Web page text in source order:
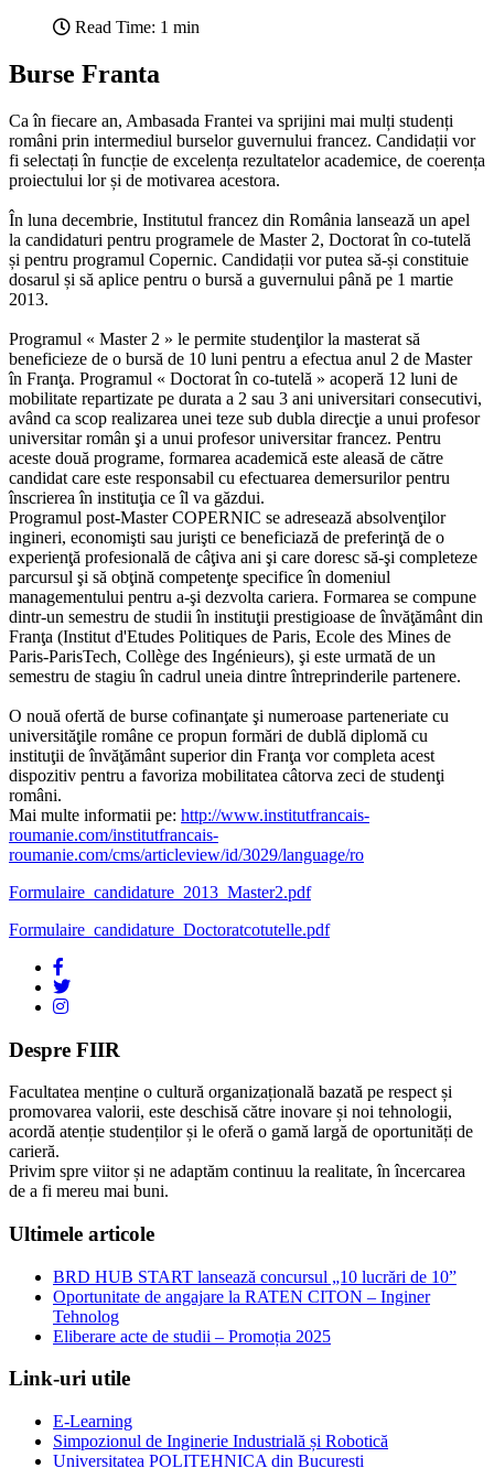
Read Time: 1 min
Burse Franta
Ca în fiecare an, Ambasada Frantei va sprijini mai mulți studenți
români prin intermediul burselor guvernului francez. Candidații vor
fi selectați în funcție de excelența rezultatelor academice, de coerența
proiectului lor și de motivarea acestora.
În luna decembrie, Institutul francez din România lansează un apel
la candidaturi pentru programele de Master 2, Doctorat în co-tutelă
și pentru programul Copernic. Candidații vor putea să-și constituie
dosarul și să aplice pentru o bursă a guvernului până pe 1 martie
2013.
Programul « Master 2 » le permite studenţilor la masterat să
beneficieze de o bursă de 10 luni pentru a efectua anul 2 de Master
în Franţa. Programul « Doctorat în co-tutelă » acoperă 12 luni de
mobilitate repartizate pe durata a 2 sau 3 ani universitari consecutivi,
având ca scop realizarea unei teze sub dubla direcţie a unui profesor
universitar român şi a unui profesor universitar francez. Pentru
aceste două programe, formarea academică este aleasă de către
candidat care este responsabil cu efectuarea demersurilor pentru
înscrierea în instituţia ce îl va găzdui.
Programul post-Master COPERNIC se adresează absolvenţilor
ingineri, economişti sau jurişti ce beneficiază de preferinţă de o
experienţă profesională de câţiva ani şi care doresc să-şi completeze
parcursul şi să obţină competenţe specifice în domeniul
managementului pentru a-şi dezvolta cariera. Formarea se compune
dintr-un semestru de studii în instituţii prestigioase de învăţământ din
Franţa (Institut d'Etudes Politiques de Paris, Ecole des Mines de
Paris-ParisTech, Collège des Ingénieurs), şi este urmată de un
semestru de stagiu în cadrul uneia dintre întreprinderile partenere.
O nouă ofertă de burse cofinanţate şi numeroase parteneriate cu
universităţile române ce propun formări de dublă diplomă cu
instituţii de învăţământ superior din Franţa vor completa acest
dispozitiv pentru a favoriza mobilitatea câtorva zeci de studenţi
români.
Mai multe informatii pe: http://www.institutfrancais-
roumanie.com/institutfrancais-
roumanie.com/cms/articleview/id/3029/language/ro
Formulaire_candidature_2013_Master2.pdf
Formulaire_candidature_Doctoratcotutelle.pdf
Despre FIIR
Facultatea menține o cultură organizațională bazată pe respect și
promovarea valorii, este deschisă către inovare și noi tehnologii,
acordă atenție studenților și le oferă o gamă largă de oportunități de
carieră.
Privim spre viitor și ne adaptăm continuu la realitate, în încercarea
de a fi mereu mai buni.
Ultimele articole
BRD HUB START lansează concursul „10 lucrări de 10”
Oportunitate de angajare la RATEN CITON – Inginer
Tehnolog
Eliberare acte de studii – Promoția 2025
Link-uri utile
E-Learning
Simpozionul de Inginerie Industrială și Robotică
Universitatea POLITEHNICA din București